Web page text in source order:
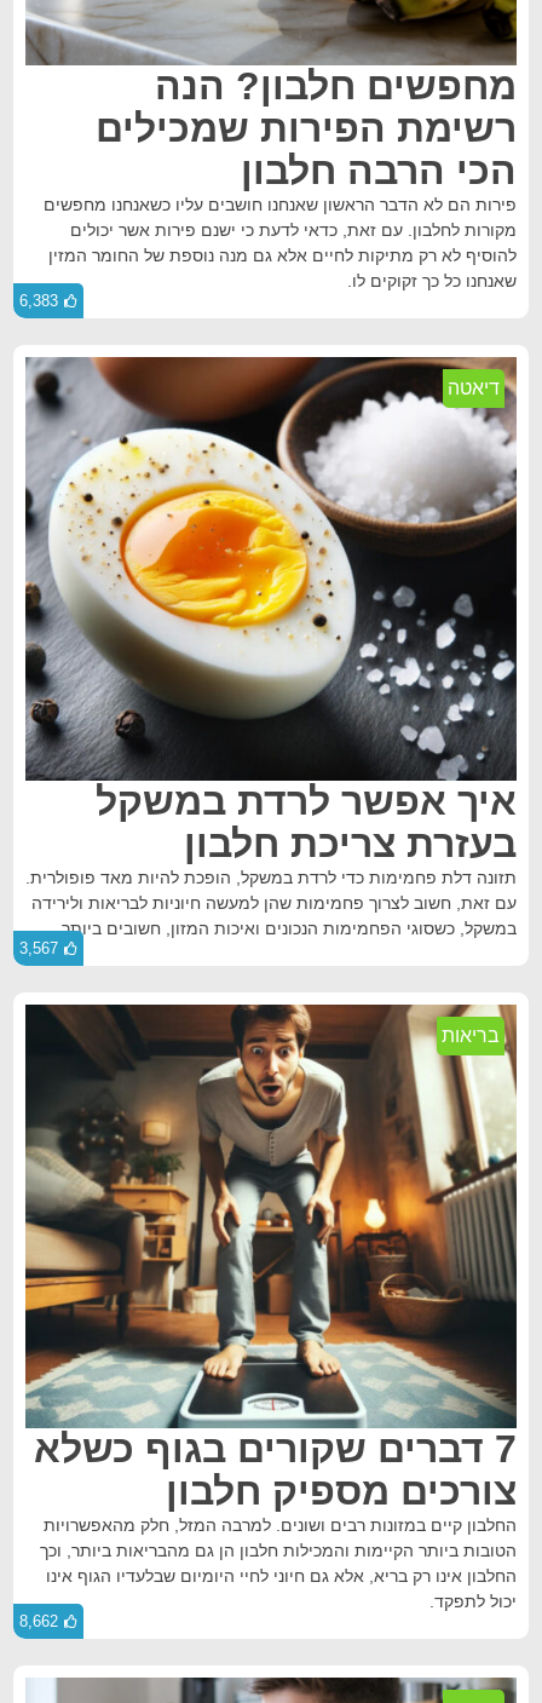
מחפשים חלבון? הנה
רשימת הפירות שמכילים
הכי הרבה חלבון
פירות הם לא הדבר הראשון שאנחנו חושבים עליו כשאנחנו מחפשים
מקורות לחלבון. עם זאת, כדאי לדעת כי ישנם פירות אשר יכולים
להוסיף לא רק מתיקות לחיים אלא גם מנה נוספת של החומר המזין
שאנחנו כל כך זקוקים לו.
6,383
דיאטה
איך אפשר לרדת במשקל
בעזרת צריכת חלבון
תזונה דלת פחמימות כדי לרדת במשקל, הופכת להיות מאד פופולרית.
עם זאת, חשוב לצרוך פחמימות שהן למעשה חיוניות לבריאות ולירידה
במשקל, כשסוגי הפחמימות הנכונים ואיכות המזון, חשובים ביותר.
3,567
בריאות
7 דברים שקורים בגוף כשלא
צורכים מספיק חלבון
החלבון קיים במזונות רבים ושונים. למרבה המזל, חלק מהאפשרויות
הטובות ביותר הקיימות והמכילות חלבון הן גם מהבריאות ביותר, וכך
החלבון אינו רק בריא, אלא גם חיוני לחיי היומיום שבלעדיו הגוף אינו
יכול לתפקד.
8,662